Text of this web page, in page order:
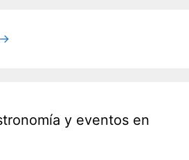
y eventos en